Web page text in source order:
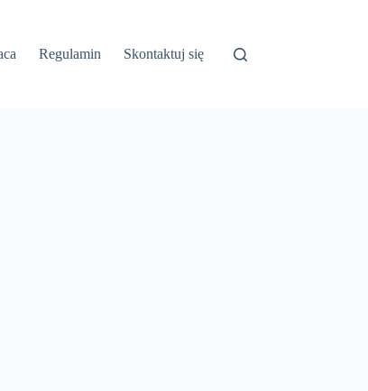
Regulamin Skontaktuj się